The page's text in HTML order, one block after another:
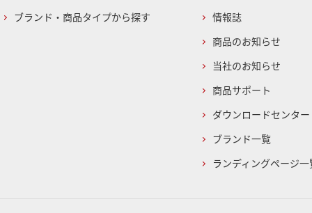
ブランド・商品タイプから探す
情報誌
商品のお知らせ
当社のお知らせ
商品サポート
ダウンロードセンター
ブランド一覧
ランディングページ一